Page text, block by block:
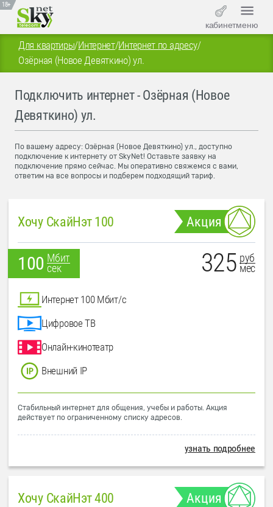
18+
кабинетменю
Для квартиры/Интернет/Интернет по адресу/
Озёрная (Новое Девяткино) ул.
Подключить интернет - Озёрная (Новое
Девяткино) ул.
По вашему адресу: Озёрная (Новое Девяткино) ул., доступно
подключение к интернету от SkyNet! Оставьте заявку на
подключение прямо сейчас. Мы оперативно свяжемся с вами,
ответим на все вопросы и подберем подходящий тариф.
Хочу СкайНэт 100 Акция
100 Мбит
сек
325 руб
мес
Интернет 100 Мбит/с
Цифровое ТВ
Онлайн-кинотеатр
Внешний IP
Стабильный интернет для общения, учебы и работы. Акция
действует по ограниченному списку адресов.
узнать подробнее
Хочу СкайНэт 400 Акция